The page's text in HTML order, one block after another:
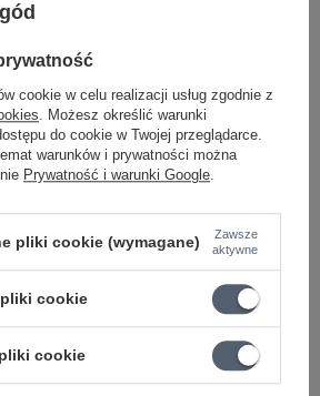
KOLOR
6 cm
MODEL MASTER KEY black
Syntetyczny
PASY DO GITARY
tego do gitary
nadajnika Richter Transmitter
cookie w celu realizacji usług zgodnie z
. Możesz określić warunki
do cookie w Twojej przeglądarce.
warunków i prywatności można
Prywatność i warunki Google.
pliki cookie (wymagane)
Zawsze
aktywne
cookie
cookie